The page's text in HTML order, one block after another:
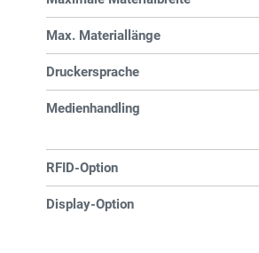
Max. Materiallänge
Druckersprache
Medienhandling
RFID-Option
Display-Option